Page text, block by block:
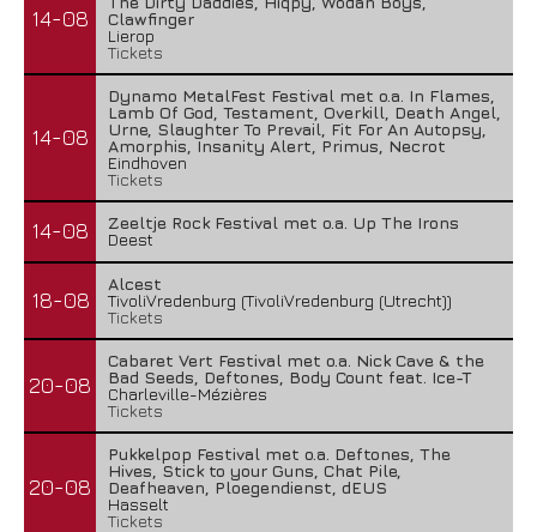
14-08
Clawfinger
Lierop
Tickets
14-08
Dynamo MetalFest Festival met o.a. In Flames,
Lamb Of God, Testament, Overkill, Death Angel,
Urne, Slaughter To Prevail, Fit For An Autopsy,
Amorphis, Insanity Alert, Primus, Necrot
Eindhoven
Tickets
14-08
Zeeltje Rock Festival met o.a. Up The Irons
Deest
18-08
Alcest
TivoliVredenburg (TivoliVredenburg (Utrecht))
Tickets
20-08
Cabaret Vert Festival met o.a. Nick Cave & the
Bad Seeds, Deftones, Body Count feat. Ice-T
Charleville-Mézières
Tickets
20-08
Pukkelpop Festival met o.a. Deftones, The
Hives, Stick to your Guns, Chat Pile,
Deafheaven, Ploegendienst, dEUS
Hasselt
Tickets